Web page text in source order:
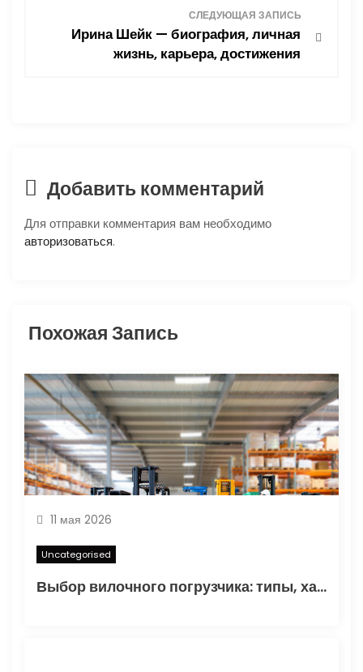
я
п
а
п
и
с
я
м
СЛЕДУЮЩАЯ ЗАПИСЬ
Ирина Шейк — биография, личная
жизнь, карьера, достижения
Добавить комментарий
Для отправки комментария вам необходимо
авторизоваться.
Похожая Запись
11 мая 2026
Uncategorised
Выбор вилочного погрузчика: типы, характеристики и области применения